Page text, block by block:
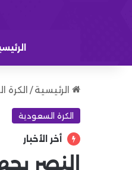
الرئيسية / الكرة
الكرة السعودية
أخر الأخبار
النصر